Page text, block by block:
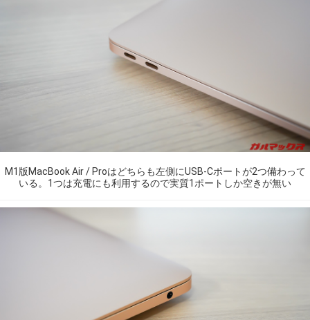
M1版MacBook Air / Proはどちらも左側にUSB-Cポートが2つ備わって
いる。1つは充電にも利用するので実質1ポートしか空きが無い